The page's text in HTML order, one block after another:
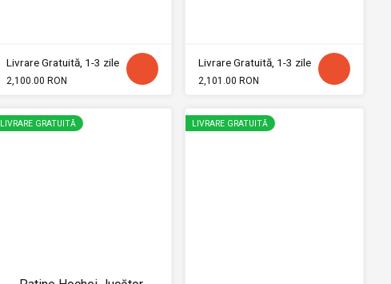
Livrare Gratuită, 1-3 zile
2,100.00 RON
Livrare Gratuită, 1-3 zile
2,101.00 RON
LIVRARE GRATUITĂ LIVRARE GRATUITĂ